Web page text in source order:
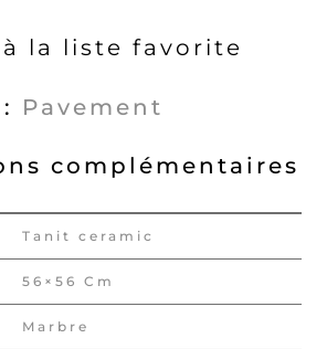
la liste favorite
Pavement
complémentaires
Tanit ceramic
56×56 Cm
Marbre